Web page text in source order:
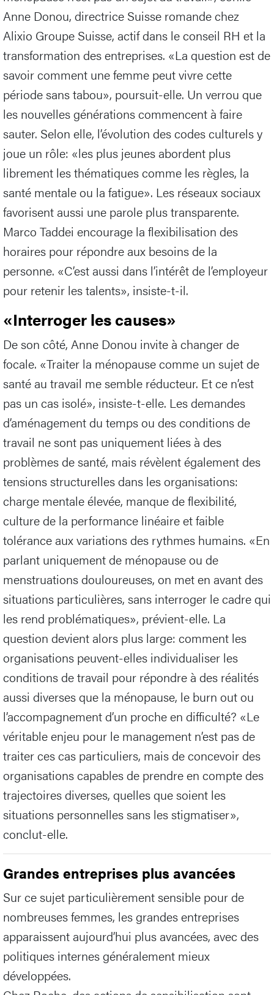
Anne Donou, directrice Suisse romande chez
Alixio Groupe Suisse, actif dans le conseil RH et la
transformation des entreprises. «La question est de
savoir comment une femme peut vivre cette
période sans tabou», poursuit-elle. Un verrou que
les nouvelles générations commencent à faire
sauter. Selon elle, l’évolution des codes culturels y
joue un rôle: «les plus jeunes abordent plus
librement les thématiques comme les règles, la
santé mentale ou la fatigue». Les réseaux sociaux
favorisent aussi une parole plus transparente.
Marco Taddei encourage la flexibilisation des
horaires pour répondre aux besoins de la
personne. «C’est aussi dans l’intérêt de l’employeur
pour retenir les talents», insiste-t-il.
«Interroger les causes»
De son côté, Anne Donou invite à changer de
focale. «Traiter la ménopause comme un sujet de
santé au travail me semble réducteur. Et ce n’est
pas un cas isolé», insiste-t-elle. Les demandes
d’aménagement du temps ou des conditions de
travail ne sont pas uniquement liées à des
problèmes de santé, mais révèlent également des
tensions structurelles dans les organisations:
charge mentale élevée, manque de flexibilité,
culture de la performance linéaire et faible
tolérance aux variations des rythmes humains. «En
parlant uniquement de ménopause ou de
menstruations douloureuses, on met en avant des
situations particulières, sans interroger le cadre qui
les rend problématiques», prévient-elle. La
question devient alors plus large: comment les
organisations peuvent-elles individualiser les
conditions de travail pour répondre à des réalités
aussi diverses que la ménopause, le burn out ou
l’accompagnement d’un proche en difficulté? «Le
véritable enjeu pour le management n’est pas de
traiter ces cas particuliers, mais de concevoir des
organisations capables de prendre en compte des
trajectoires diverses, quelles que soient les
situations personnelles sans les stigmatiser»,
conclut-elle.
Grandes entreprises plus avancées
Sur ce sujet particulièrement sensible pour de
nombreuses femmes, les grandes entreprises
apparaissent aujourd’hui plus avancées, avec des
politiques internes généralement mieux
développées.